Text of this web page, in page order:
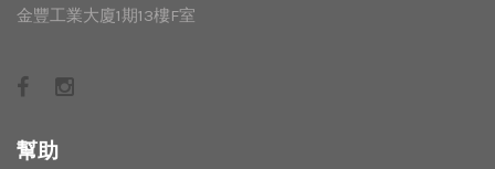
金豐工業大廈1期13樓F室
幫助